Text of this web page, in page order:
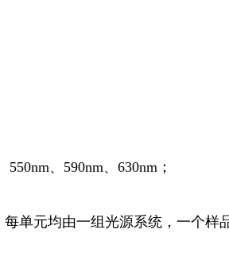
、590nm、630nm；
单元均由一组光源系统，一个样